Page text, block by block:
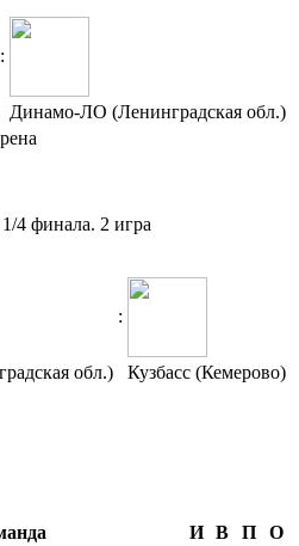
:
Динамо-ЛО (Ленинградская обл.)
4 финала. 2 игра
:
обл.) Кузбасс (Кемерово)
И В П
О